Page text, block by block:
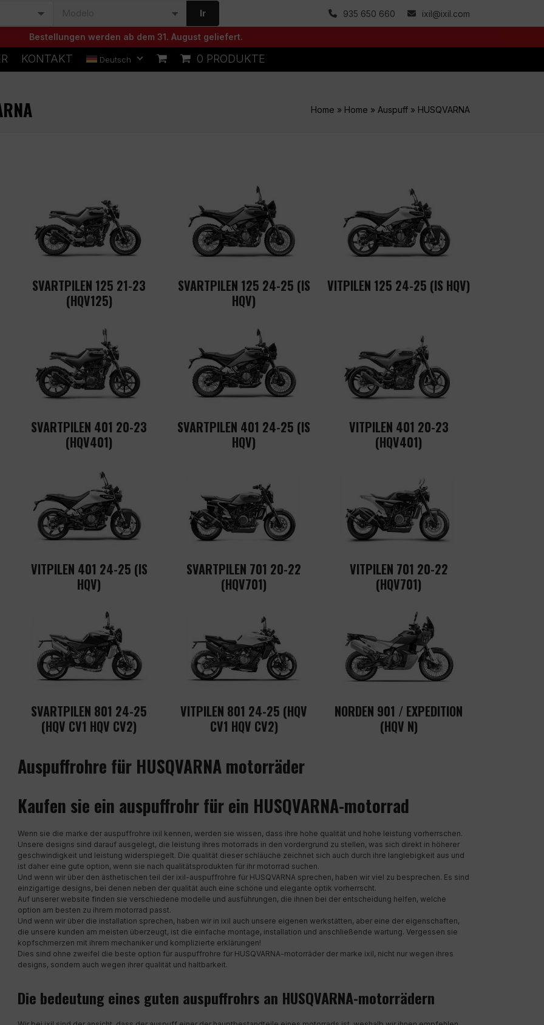
Ir 935 650 660 ixil@ixil.com
Bestellungen werden ab dem 31. August geliefert.
KONTAKT Deutsch 0 PRODUKTE
Home » Home » Auspuff » HUSQVARNA
SVARTPILEN 125 21-23
(HQV125)
SVARTPILEN 125 24-25 (IS
HQV)
VITPILEN 125 24-25 (IS HQV)
SVARTPILEN 401 20-23
(HQV401)
SVARTPILEN 401 24-25 (IS
HQV)
VITPILEN 401 20-23
(HQV401)
VITPILEN 401 24-25 (IS
HQV)
SVARTPILEN 701 20-22
(HQV701)
VITPILEN 701 20-22
(HQV701)
SVARTPILEN 801 24-25
(HQV CV1 HQV CV2)
VITPILEN 801 24-25 (HQV
CV1 HQV CV2)
NORDEN 901 / EXPEDITION
(HQV N)
Auspuffrohre für HUSQVARNA motorräder
Kaufen sie ein auspuffrohr für ein HUSQVARNA-motorrad
Wenn sie die marke der auspuffrohre ixil kennen, werden sie wissen, dass ihre hohe qualität und hohe leistung vorherrschen.
Unsere designs sind darauf ausgelegt, die leistung ihres motorrads in den vordergrund zu stellen, was sich direkt in höherer
geschwindigkeit und leistung widerspiegelt. Die qualität dieser schläuche zeichnet sich auch durch ihre langlebigkeit aus und
ist daher eine gute option, wenn sie nach qualitätsprodukten für ihr motorrad suchen.
Und wenn wir über den ästhetischen teil der ixil-auspuffrohre für HUSQVARNA sprechen, haben wir viel zu besprechen. Es sind
einzigartige designs, bei denen neben der qualität auch eine schöne und elegante optik vorherrscht.
Auf unserer website finden sie verschiedene modelle und ausführungen, die ihnen bei der entscheidung helfen, welche
option am besten zu ihrem motorrad passt.
Und wenn wir über die installation sprechen, haben wir in ixil auch unsere eigenen werkstätten, aber eine der eigenschaften,
die unsere kunden am meisten überzeugt, ist die einfache montage, installation und anschließende wartung. Vergessen sie
kopfschmerzen mit ihrem mechaniker und komplizierte erklärungen!
Dies sind ohne zweifel die beste option für auspuffrohre für HUSQVARNA-motorräder der marke ixil, nicht nur wegen ihres
designs, sondern auch wegen ihrer qualität und haltbarkeit.
Die bedeutung eines guten auspuffrohrs an HUSQVARNA-motorrädern